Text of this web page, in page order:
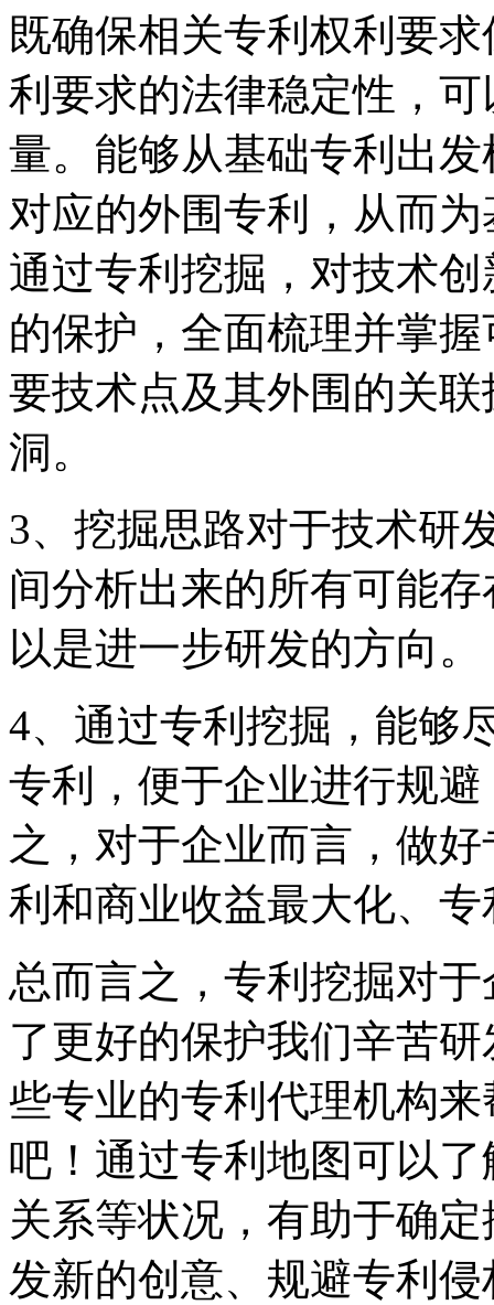
既确保相关专利权利要
利要求的法律稳定性，
量。能够从基础专利出
对应的外围专利，从而
通过专利挖掘，对技术
的保护，全面梳理并掌
要技术点及其外围的关
洞。
3、挖掘思路对于技术研
间分析出来的所有可能
以是进一步研发的方向。
4、通过专利挖掘，能够
专利，便于企业进行规
之，对于企业而言，做
利和商业收益最大化、
总而言之，专利挖掘对
了更好的保护我们辛苦
些专业的专利代理机构
吧！通过专利地图可以
关系等状况，有助于确
发新的创意、规避专利